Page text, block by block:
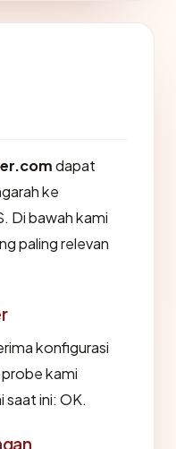
dapat
ke
Di bawah kami
paling relevan
konfigurasi
kami
saat ini: OK.